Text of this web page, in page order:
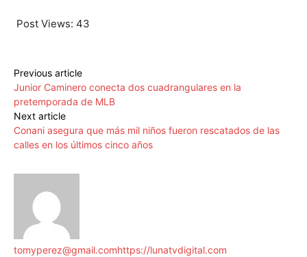
Post Views: 43
Previous article
Junior Caminero conecta dos cuadrangulares en la
pretemporada de MLB
Next article
Conani asegura que más mil niños fueron rescatados de las
calles en los últimos cinco años
tomyperez@gmail.comhttps://lunatvdigital.com